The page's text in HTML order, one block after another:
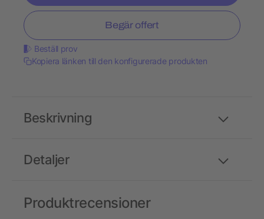
Begär offert
Beställ prov
Kopiera länken till den konfigurerade produkten
Detaljer
Beskrivning
Produktrecensioner